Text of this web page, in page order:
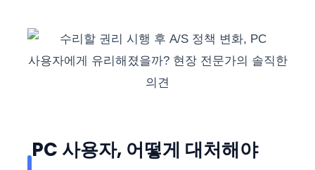
PC 사용자, 어떻게 대처해야